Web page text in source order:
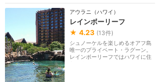
アウラニ（ハワイ）
レインボーリーフ
★ 4.23 (13件)
シュノーケルを楽しめるオアフ島
唯一のプライベート・ラグーン。
レインボーリーフではハワイに住